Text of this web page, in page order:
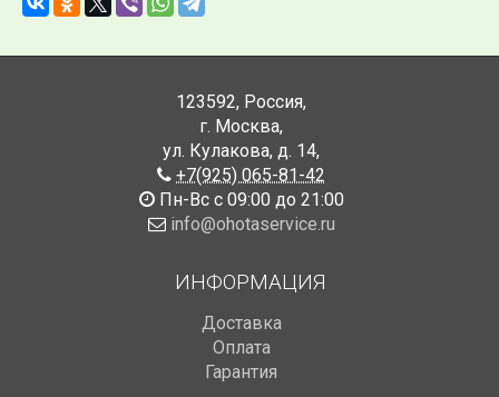
123592, Россия,
г. Москва,
ул. Кулакова, д. 14,
+7(925) 065-81-42
Пн-Вс с 09:00 до 21:00
info@ohotaservice.ru
ИНФОРМАЦИЯ
Доставка
Оплата
Гарантия